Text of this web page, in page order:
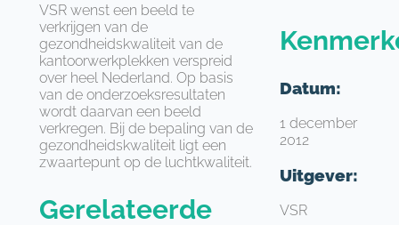
VSR wenst een beeld te
verkrijgen van de
gezondheidskwaliteit van de
kantoorwerkplekken verspreid
over heel Nederland. Op basis
van de onderzoeksresultaten
wordt daarvan een beeld
verkregen. Bij de bepaling van de
gezondheidskwaliteit ligt een
zwaartepunt op de luchtkwaliteit.
Gerelateerde
Datum:
1 december
2012
Uitgever:
VSR